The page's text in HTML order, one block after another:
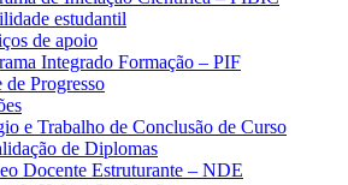
estudantil
de apoio
Integrado Formação – PIF
de Progresso
e Trabalho de Conclusão de Curso
de Diplomas
Docente Estruturante – NDE